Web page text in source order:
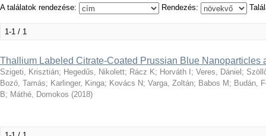
A találatok rendezése: Rendezés:
1-1 / 1
Thallium Labeled Citrate-Coated Prussian Blue Nanoparticles
Szigeti, Krisztián; Hegedűs, Nikolett; Rácz K; Horváth I ; Veres, Dániel ;
Bozó, Tamás; Karlinger, Kinga; Kovács N; Varga, Zoltán; Babos M ; Budán,
B; Máthé, Domokos (2018)